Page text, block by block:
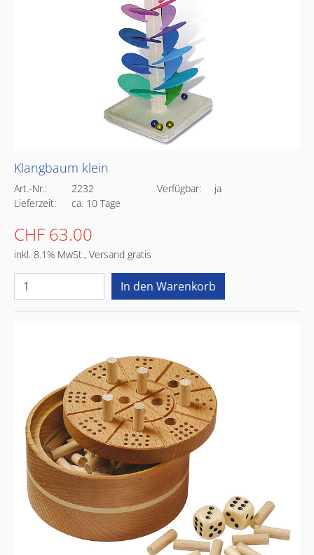
Klangbaum klein
Art.-Nr.: 2232 Verfügbar:
ja
Lieferzeit:
ca. 10 Tage
CHF 63.00
inkl. 8.1% MwSt., Versand gratis